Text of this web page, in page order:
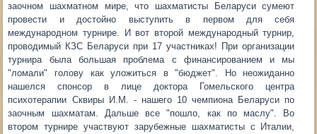
заочном шахматном мире, что шахматисты Беларуси сумеют
провести и достойно выступить в первом для себя
международном турнире. И вот второй международный турнир,
проводимый КЗС Беларуси при 17 участниках! При организации
турнира была большая проблема с финансированием и мы
"ломали" голову как уложиться в "бюджет". Но неожиданно
нашелся спонсор в лице доктора Гомельского центра
психотерапии Сквиры И.М. - нашего 10 чемпиона Беларуси по
заочным шахматам. Дальше все "пошло, как по маслу". Во
втором турнире участвуют зарубежные шахматисты с Италии,